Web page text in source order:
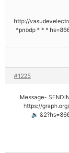
http://
pnbdp * * *
#1225
🔉 Message-
https://